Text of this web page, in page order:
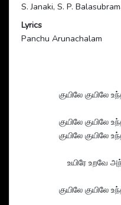
S. Janaki, S. P.
Lyrics
Panchu Arunachalam
குயிலே
குயிலே
குயிலே
உயிரே உறவே
குயிலே